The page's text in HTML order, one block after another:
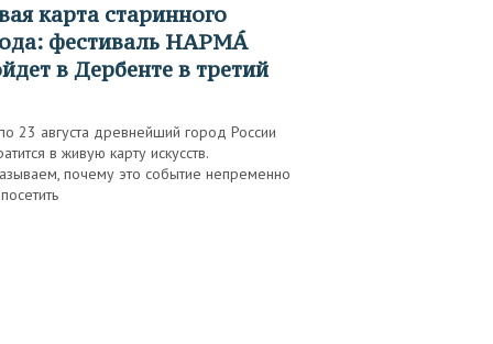
фестиваль НАРМÁ
в Дербенте в третий
23 августа древнейший город России
в живую карту искусств.
почему это событие непременно